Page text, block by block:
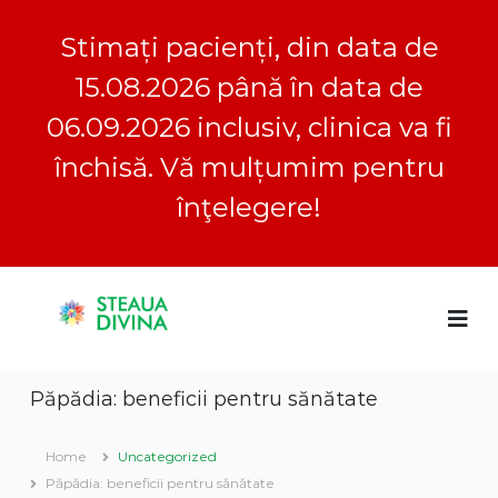
Stimați pacienți, din data de
15.08.2026 până în data de
06.09.2026 inclusiv, clinica va fi
închisă. Vă mulțumim pentru
înţelegere!
u
D
i
c
t
e
Păpădia: beneficii pentru sănătate
Home
Uncategorized
Păpădia: beneficii pentru sănătate